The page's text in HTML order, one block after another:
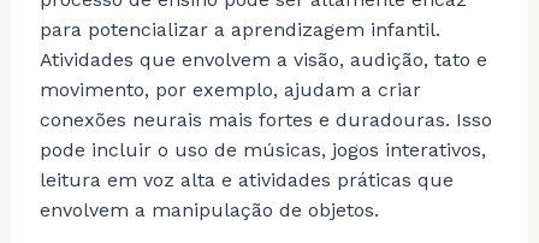
para potencializar a aprendizagem infantil.
Atividades que envolvem a visão, audição, tato e
movimento, por exemplo, ajudam a criar
conexões neurais mais fortes e duradouras. Isso
pode incluir o uso de músicas, jogos interativos,
leitura em voz alta e atividades práticas que
envolvem a manipulação de objetos.